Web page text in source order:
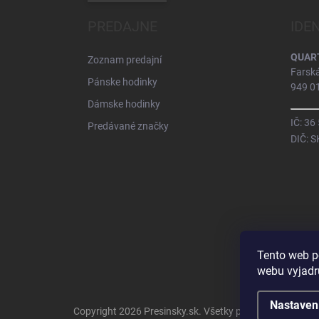
Tento web
webu
Zoznam predajní
Pánske hodinky
Dámske hodinky
Predávané značky
949
IČ: 36
DIČ:
Copyright 2026 Presinsky.sk. Všetky práva vyhradené.